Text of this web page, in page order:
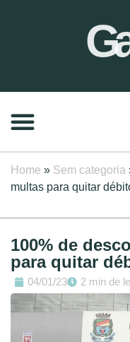
Home » Sem categoria
multas para quitar
100% de
para quitar
04/01/23 2 min de